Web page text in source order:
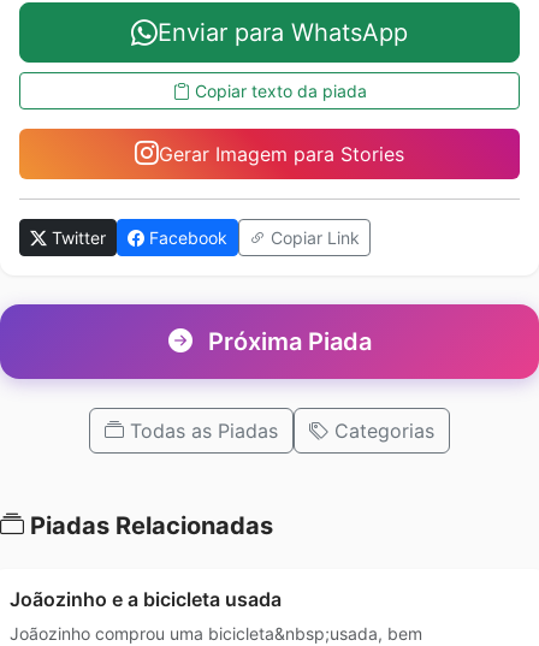
Enviar para WhatsApp
Copiar texto da piada
Gerar Imagem para Stories
Twitter Facebook Copiar Link
Próxima Piada
Todas as Piadas Categorias
Piadas Relacionadas
Joãozinho e a bicicleta usada
Joãozinho comprou uma bicicleta&nbsp;usada, bem